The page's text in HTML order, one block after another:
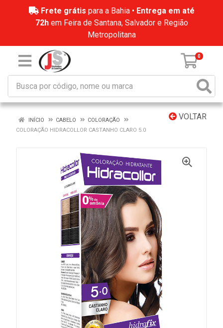
Frete grátis para a Bahia • Entrega em até
72hem Feira de Santana, Salvador e Região
Metropolitana
0
VOLTAR
INÍCIO CABELO
COLORAÇÃO
COLORAÇÃO HIDRACOLLOR CASTANHO CLARO 5.0